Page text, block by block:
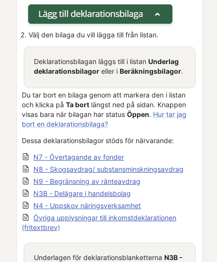
Välj den bilaga du vill lägga till från listan.
Deklarationsbilagan läggs till i listan Underlag
deklarationsbilagoreller i Beräkningsbilagor.
Du tar bort en bilaga genom att markera den i listan
och klicka på Ta bort längst ned på sidan. Knappen
visas bara när bilagan har status Öppen. Hur tar jag
bort en deklarationsbilaga?
Dessa deklarationsbilagor stöds för närvarande:
N7 - Övertagande av fonder
N8 - Skogsavdrag/ substansminskningsavdrag
N9 - Begränsning av ränteavdrag
N3B - Delägare i handelsbolag
N4 - Uppskov näringsverksamhet
Övriga upplysningar till inkomstdeklarationen
(fritextbrev)
Underlagen för deklarationsblanketterna N3B -